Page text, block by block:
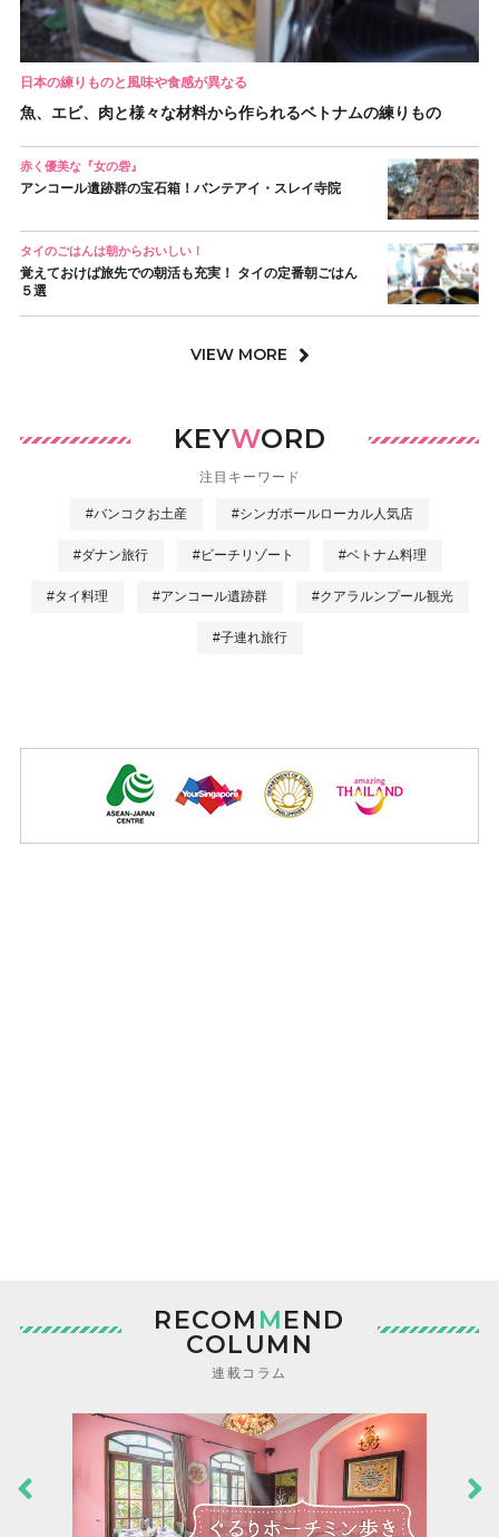
日本の練りものと風味や食感が異なる
魚、エビ、肉と様々な材料から作られるベトナムの練りもの
赤く優美な『女の砦』
アンコール遺跡群の宝石箱！バンテアイ・スレイ寺院
タイのごはんは朝からおいしい！
覚えておけば旅先での朝活も充実！ タイの定番朝ごはん
５選
VIEW MORE
KEYWORD
注目キーワード
#バンコクお土産 #シンガポールローカル人気店
#ダナン旅行 #ビーチリゾート #ベトナム料理
#タイ料理 #アンコール遺跡群 #クアラルンプール観光
#子連れ旅行
RECOM MEND
COLUMN
連載コラム